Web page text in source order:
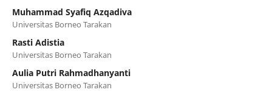
Muhammad Syafiq Azqadiva
Universitas Borneo Tarakan
Rasti Adistia
Universitas Borneo Tarakan
Aulia Putri Rahmadhanyanti
Universitas Borneo Tarakan